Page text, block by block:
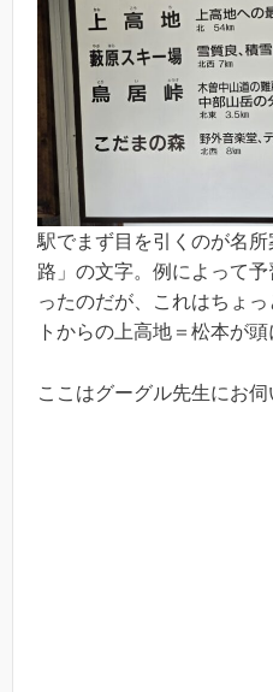
駅でまず目を引くのが名
路」の文字。例によって
ったのだが、これはちょ
トからの上高地＝松本が
ここはグーグル先生にお